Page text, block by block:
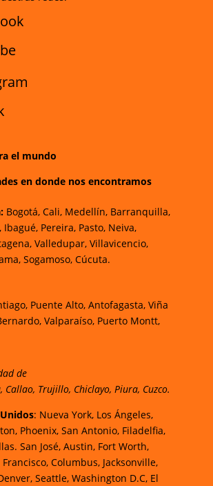
el mundo
en donde nos encontramos
Bogotá,Cali, Medellín, Barranquilla,
Ibagué,Pereira,Pasto, Neiva,
Valledupar, Villavicencio,
Sogamoso, Cúcuta.
Puente Alto, Antofagasta, Viña
Valparaíso, Puerto Montt,
de
, Callao, Trujillo, Chiclayo, Piura, Cuzco.
: Nueva York, Los Ángeles,
Phoenix, San Antonio, Filadelfia,
San José, Austin, Fort Worth,
Columbus, Jacksonville,
Seattle, Washington D.C, El